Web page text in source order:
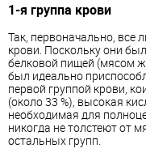
1-я группа крови
Так, первоначально, все
крови. Поскольку они
белковой пищей (мясом
был идеально
первой группой крови,
(около 33 %), высокая
необходимая для
никогда не толстеют от
остальных групп.